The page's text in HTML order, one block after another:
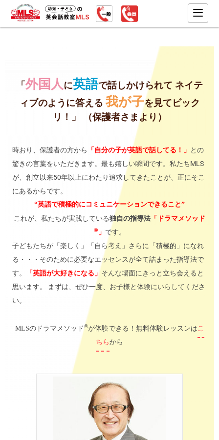
「 外国人に英語で話しかけられて ネイテ
ィブのように答える 我が子を見てビック
リ！」 （保護者さまより）
時おり、保護者の方から 「自分の子が英語で話してる！」 との
驚きの言葉をいただきます。最も嬉しい瞬間です。私たちMLS
が、創立以来50年以上にわたり追求してきたことが、正にそこ
にあるからです。
“英語で積極的にコミュニケーションできること”
これが、私たちが実践している独自の指導法 「ドラマメソッド
® 」 です。
子どもたちが「楽しく」「自ら考え」さらに「積極的」になれ
る・・・そのために必要なエッセンスが全て詰まった指導法で
す。
「英語が大好きになる」 そんな場面にきっと立ち会えると
思います。 まずは、ぜひ一度、お子様と体験にいらしてくださ
い。
MLSのドラマメソッド®が体験できる！無料体験レッスンはこ
ちらから